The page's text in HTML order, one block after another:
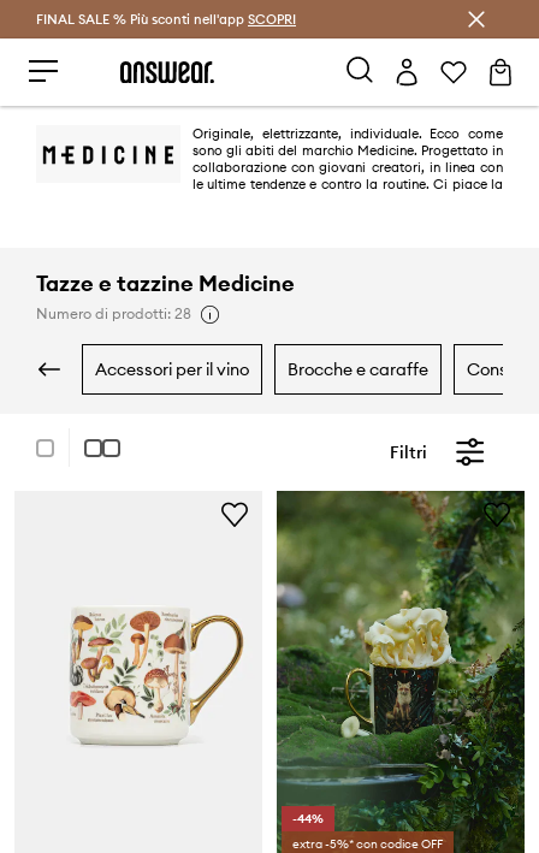
Risparmia con Answear Club >
FINAL SALE % Più sconti nell'app SCOPRI
Originale, elettrizzante, individuale. Ecco come
sono gli abiti del marchio Medicine. Progettato in
collaborazione con giovani creatori, in linea con
le ultime tendenze e contro la routine. Ci piace la
Tazze e tazzine Medicine
Numero di prodotti: 28
accessori per il vino brocche e caraffe
Filtri
-44%
extra -5%* con codice OFF